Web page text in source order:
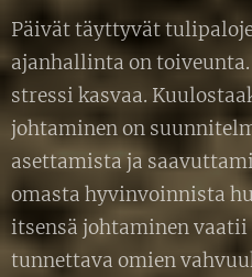
Päivät täyttyvät
ajanhallinta on
stressi kasvaa.
johtaminen on
asettamista ja
omasta hyvinvoinnista
itsensä johtaminen
tunnettava omien